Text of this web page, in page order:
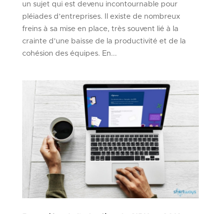
un sujet qui est devenu incontournable pour
pléiades d’entreprises. Il existe de nombreux
freins à sa mise en place, très souvent lié à la
crainte d’une baisse de la productivité et de la
cohésion des équipes. En...